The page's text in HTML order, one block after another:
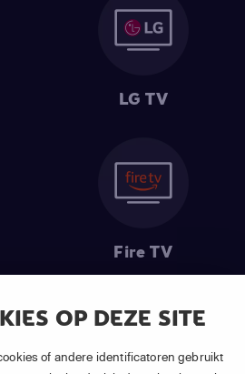
OP DEZE SITE
of andere identificatoren gebruikt
LG TV
Fire TV
: Geldig op alle nieuwe abonnementen